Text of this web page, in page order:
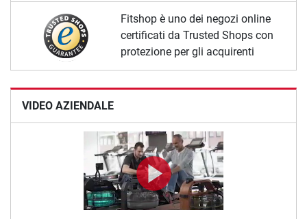
Fitshop è uno dei negozi online
certificati da Trusted Shops con
protezione per gli acquirenti
VIDEO AZIENDALE